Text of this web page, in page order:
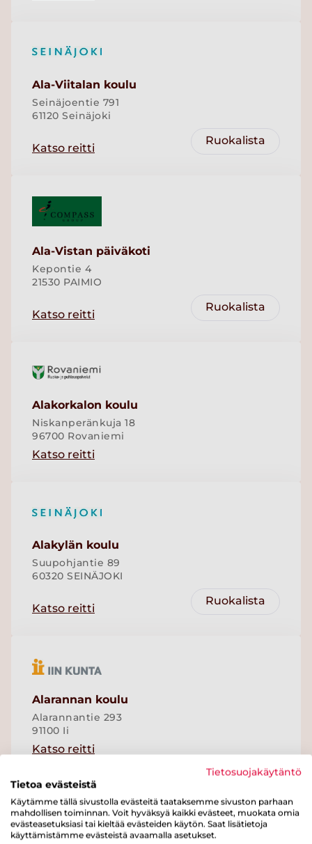
Ala-Viitalan koulu
Seinäjoentie 791
61120 Seinäjoki
Katso reitti
Ruokalista
Ala-Vistan päiväkoti
Kepontie 4
21530 PAIMIO
Katso reitti
Ruokalista
Alakorkalon koulu
Niskanperänkuja 18
96700 Rovaniemi
Katso reitti
Alakylän koulu
Suupohjantie 89
60320 SEINÄJOKI
Katso reitti
Ruokalista
Alarannan koulu
Alarannantie 293
91100 Ii
Katso reitti
Tietosuojakäytäntö
Tietoa evästeistä
Käytämme tällä sivustolla evästeitä taataksemme sivuston parhaan
mahdollisen toiminnan. Voit hyväksyä kaikki evästeet, muokata omia
evästeasetuksiasi tai kieltää evästeiden käytön. Saat lisätietoja
käyttämistämme evästeistä avaamalla asetukset.